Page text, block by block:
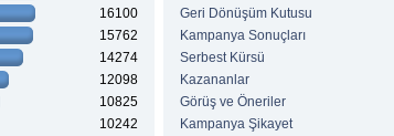
16100
15762
14274
12098
10825
10242
Geri Dönüşüm Kutusu
Kampanya Sonuçları
Serbest Kürsü
Kazananlar
Görüş ve Öneriler
Kampanya Şikayet